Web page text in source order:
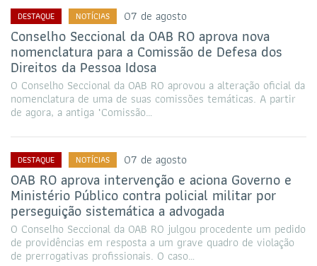
DESTAQUE NOTÍCIAS 07 de agosto
Conselho Seccional da OAB RO aprova nova
nomenclatura para a Comissão de Defesa dos
Direitos da Pessoa Idosa
O Conselho Seccional da OAB RO aprovou a alteração oficial da
nomenclatura de uma de suas comissões temáticas. A partir
de agora, a antiga "Comissão…
DESTAQUE NOTÍCIAS 07 de agosto
OAB RO aprova intervenção e aciona Governo e
Ministério Público contra policial militar por
perseguição sistemática a advogada
O Conselho Seccional da OAB RO julgou procedente um pedido
de providências em resposta a um grave quadro de violação
de prerrogativas profissionais. O caso…